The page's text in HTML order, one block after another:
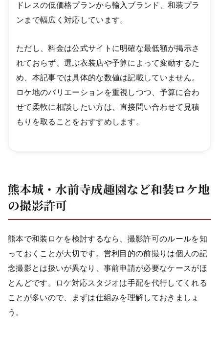
ドレスの低価格プランから輸入ブランド、和装プラ
ンまで幅広く対応しています。
ただし、料金は公式サイトに明確な最低額が掲示さ
れておらず、選ぶ衣装店や予算によって変動するた
め、本記事では具体的な数値は記載していません。
ロケ地のバリエーションを重視しつつ、予算に合わ
せて柔軟に相談したい方は、直接問い合わせて見積
もりを取ることをおすすめします。
熊本城・水前寺成趣園など和装ロケ地
の撮影許可
熊本で和装ロケを検討するなら、撮影許可のルールを知
っておくことが大切です。営利目的の前撮りは個人の記
念撮影とは扱いが異なり、事前申請が必要なケースがほ
とんどです。ロケ対応スタジオは手配を代行してくれる
ことが多いので、まずは仕組みを理解しておきましょ
う。